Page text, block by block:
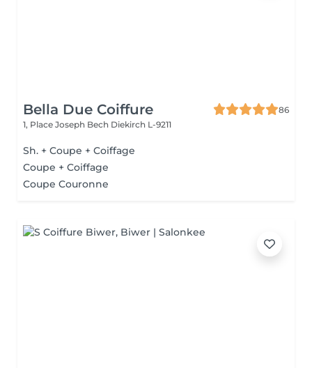
Bella Due Coiffure
86
1, Place Joseph Bech Diekirch L-9211
Sh. + Coupe + Coiffage
Coupe + Coiffage
Coupe Couronne